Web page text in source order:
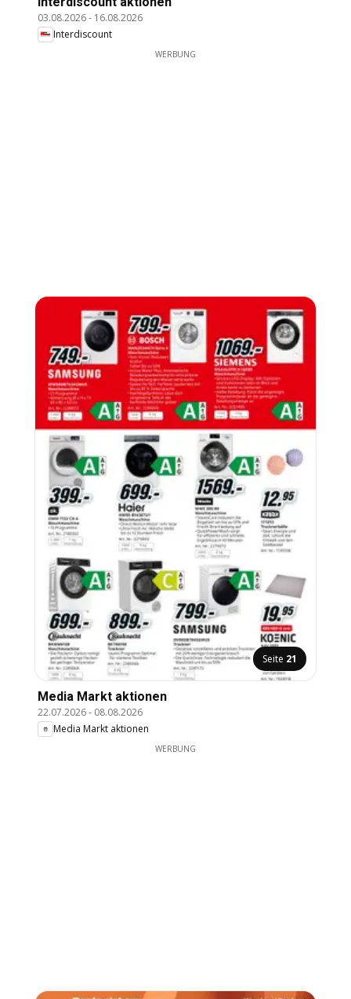
03.08.2026- 16.08.2026
Interdiscount
WERBUNG
Seite 21
Media Markt aktionen
22.07.2026- 08.08.2026
Media Markt aktionen
WERBUNG